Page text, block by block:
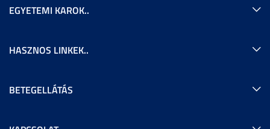
EGYETEMI KAROK..
HASZNOS LINKEK..
BETEGELLÁTÁS